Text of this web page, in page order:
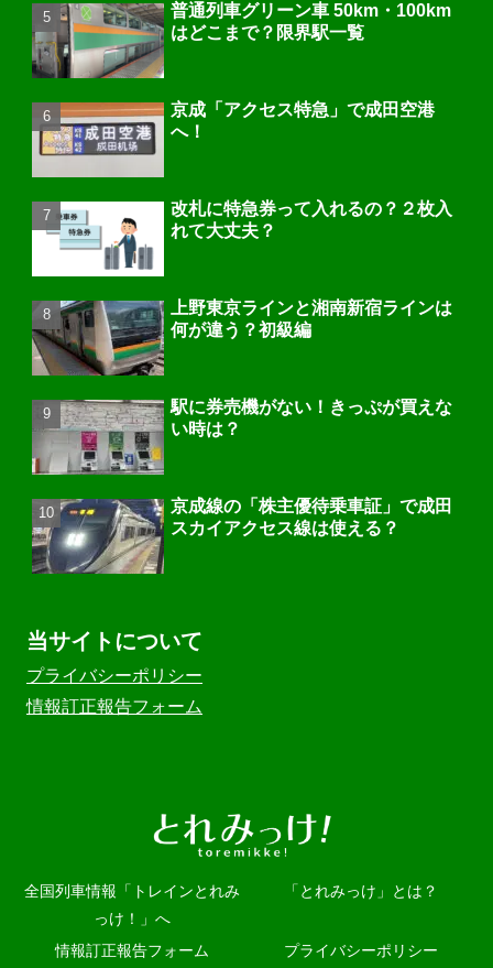
普通列車グリーン車 50km・100km
はどこまで？限界駅一覧
京成「アクセス特急」で成田空港
へ！
改札に特急券って入れるの？２枚入
れて大丈夫？
上野東京ラインと湘南新宿ラインは
何が違う？初級編
駅に券売機がない！きっぷが買えな
い時は？
京成線の「株主優待乗車証」で成田
スカイアクセス線は使える？
当サイトについて
プライバシーポリシー
情報訂正報告フォーム
全国列車情報「トレインとれみ
っけ！」へ
「とれみっけ」とは？
情報訂正報告フォーム プライバシーポリシー